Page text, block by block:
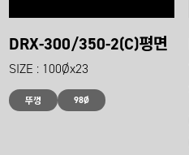
DRX-300/350-2(C)평면
SIZE : 100Øx23
뚜껑 98Ø